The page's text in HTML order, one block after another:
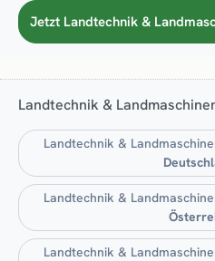
Jetzt Landtechnik &
Landtechnik &
Landtechnik &
Landtechnik &
Landtechnik &